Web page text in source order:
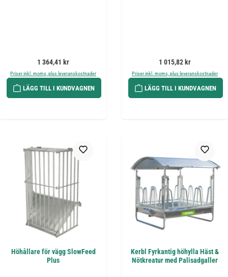
Ordinarie pris:
1 364,41 kr
Priser inkl. moms, plus leveranskostnader
LÄGG TILL I KUNDVAGNEN
Ordinarie pris:
1 015,82 kr
Priser inkl. moms, plus leveranskostnader
LÄGG TILL I KUNDVAGNEN
Höhållare för vägg SlowFeed
Plus
Kerbl Fyrkantig höhylla Häst &
Nötkreatur med Palisadgaller